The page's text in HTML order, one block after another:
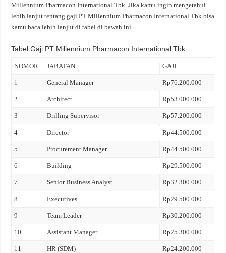
Millennium Pharmacon International Tbk. Jika kamu ingin mengetahui
lebih lanjut tentang gaji PT Millennium Pharmacon International Tbk bisa
kamu baca lebih lanjut di tabel di bawah ini.
Tabel Gaji PT Millennium Pharmacon International Tbk
NOMOR JABATAN GAJI
1 General Manager Rp76.200.000
2 Architect Rp53.000.000
3 Drilling Supervisor Rp57.200.000
4 Director Rp44.500.000
5 Procurement Manager Rp44.500.000
6 Building Rp29.500.000
7 Senior Business Analyst Rp32.300.000
8 Executives Rp29.500.000
9 Team Leader Rp30.200.000
10 Assistant Manager Rp25.300.000
11 HR (SDM) Rp24.200.000